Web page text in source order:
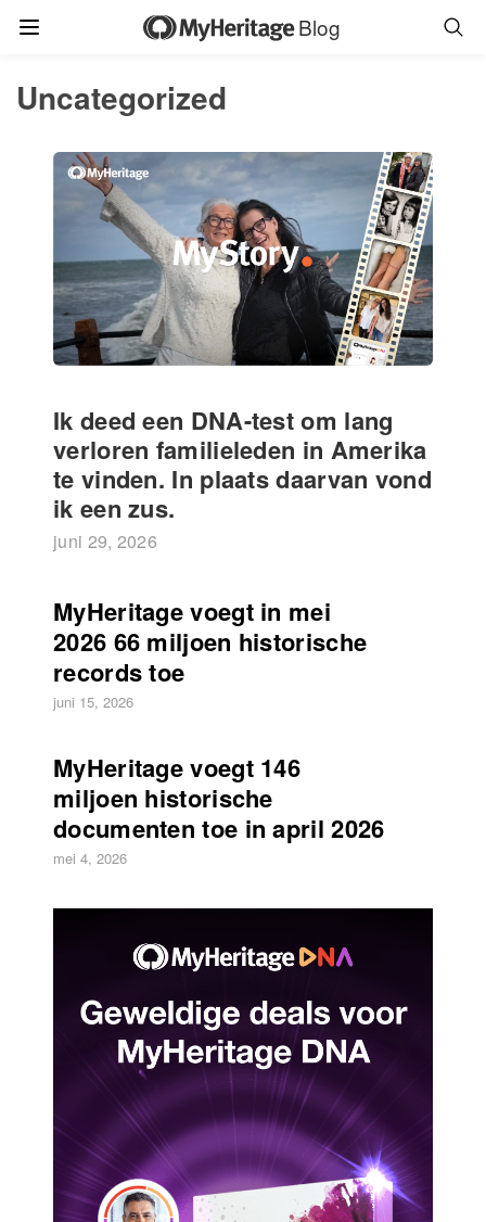
Blog
Uncategorized
Ik deed een DNA-test om lang
verloren familieleden in Amerika
te vinden. In plaats daarvan vond
ik een zus.
juni 29, 2026
MyHeritage voegt in mei
2026 66 miljoen historische
records toe
juni 15, 2026
MyHeritage voegt 146
miljoen historische
documenten toe in april 2026
mei 4, 2026